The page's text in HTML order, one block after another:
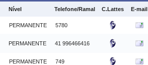
Nível Telefone/Ramal C.Lattes E-mail
PERMANENTE 5780
PERMANENTE 41 996466416
PERMANENTE 749